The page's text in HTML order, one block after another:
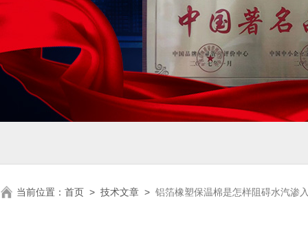
当前位置： 首页 > 技术文章 > 铝箔橡塑保温棉是怎样阻碍水汽渗